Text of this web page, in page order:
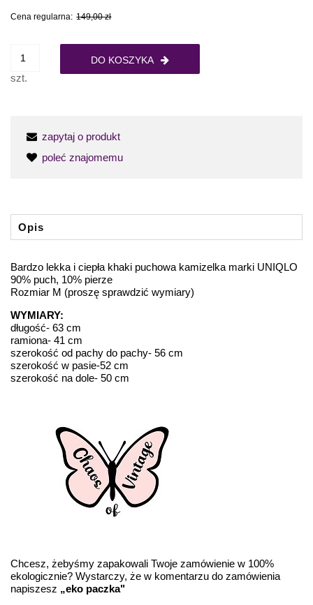
Cena regularna: 149,00 zł
szt.
DO KOSZYKA
zapytaj o produkt
poleć znajomemu
Opis
Bardzo lekka i ciepła khaki puchowa kamizelka marki UNIQLO
90% puch, 10% pierze
Rozmiar M (proszę sprawdzić wymiary)
WYMIARY:
długość- 63 cm
ramiona- 41 cm
szerokość od pachy do pachy- 56 cm
szerokość w pasie-52 cm
szerokość na dole- 50 cm
Chcesz, żebyśmy zapakowali Twoje zamówienie w 100%
ekologicznie? Wystarczy, że w komentarzu do zamówienia
napiszesz „eko paczka"